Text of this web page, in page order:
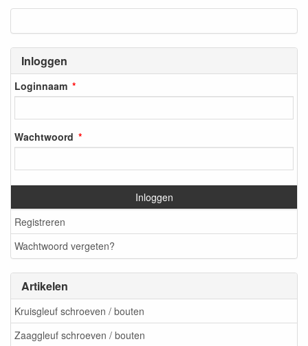
Inloggen
Loginnaam
Wachtwoord
Inloggen
Registreren
Wachtwoord vergeten?
Artikelen
Kruisgleuf schroeven / bouten
Zaaggleuf schroeven / bouten